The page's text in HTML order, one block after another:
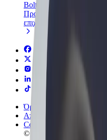
Bolt for Business
Προϊόντα και υπηρεσίες
επιχείρησή σας
Όροι & Προϋποθέσεις
Απόρρητο
Cookies
© 2026 Bolt Technology